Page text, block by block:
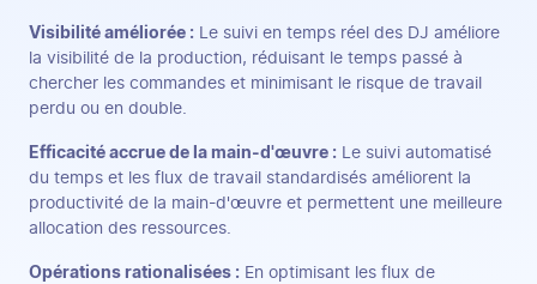
Visibilité améliorée : Le suivi en temps réel des DJ améliore
la visibilité de la production, réduisant le temps passé à
chercher les commandes et minimisant le risque de travail
perdu ou en double.
Efficacité accrue de la main-d'œuvre : Le suivi automatisé
du temps et les flux de travail standardisés améliorent la
productivité de la main-d'œuvre et permettent une meilleure
allocation des ressources.
Opérations rationalisées : En optimisant les flux de